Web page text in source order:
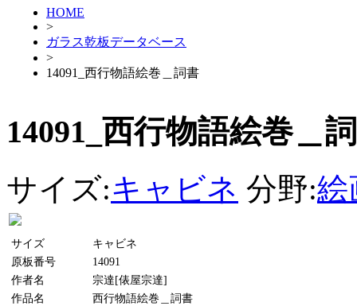
HOME
>
ガラス乾板データベース
>
14091_西行物語絵巻＿詞書
14091_西行物語絵巻＿
サイズ:キャビネ 分野:絵
サイズ
キャビネ
原板番号
14091
作者名
宗達[俵屋宗達]
作品名
西行物語絵巻＿詞書